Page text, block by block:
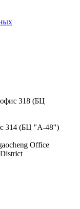
офис 318 (БЦ
314 (БЦ "А-48")
Office